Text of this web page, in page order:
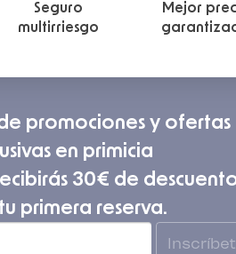
Seguro
multirriesgo
Mejor
promociones y ofertas
en primicia
30€ de
primera reserva.